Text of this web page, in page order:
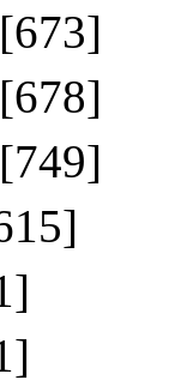
[673]
[678]
[749]